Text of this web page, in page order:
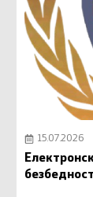
15.07.2026